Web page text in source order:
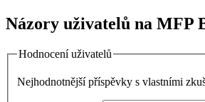
Názory uživatelů na MFP
Hodnocení uživatelů
Nejhodnotnější příspěvky s vlastními